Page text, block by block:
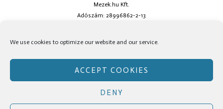
We use cookies to optimize our website and our service.
ACCEPT COOKIES
DENY
Mezek.hu Kft.
Adószám: 28996862-2-13
social oldalainkon!
Copyright © Mezek.hu 2026 Mezek.hu